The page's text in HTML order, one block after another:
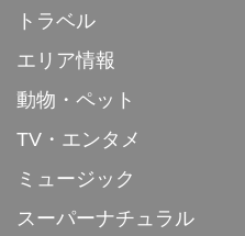
トラベル
エリア情報
動物・ペット
TV・エンタメ
ミュージック
スーパーナチュラル